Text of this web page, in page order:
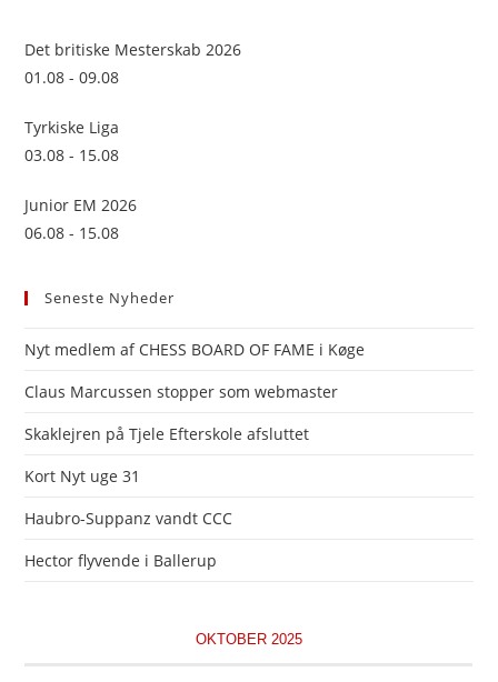
Det britiske Mesterskab 2026
01.08 - 09.08
Tyrkiske Liga
03.08 - 15.08
Junior EM 2026
06.08 - 15.08
Seneste Nyheder
Nyt medlem af CHESS BOARD OF FAME i Køge
Claus Marcussen stopper som webmaster
Skaklejren på Tjele Efterskole afsluttet
Kort Nyt uge 31
Haubro-Suppanz vandt CCC
Hector flyvende i Ballerup
OKTOBER 2025